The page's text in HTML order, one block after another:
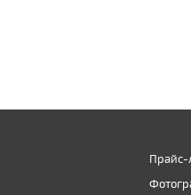
Прайс-